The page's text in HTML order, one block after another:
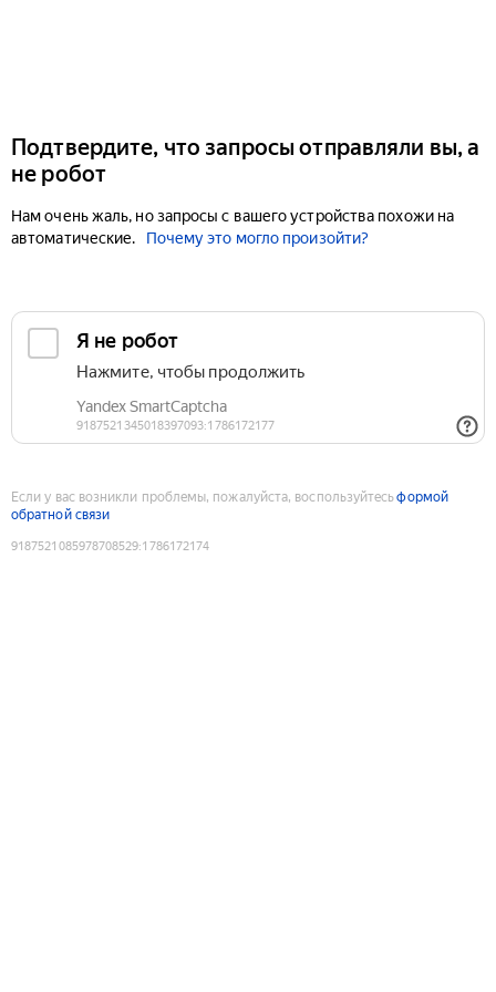
Подтвердите, что запросы отправляли вы, а
не робот
Нам очень жаль, но запросы с вашего устройства похожи на
автоматические.
Почему это могло произойти?
Если у вас возникли проблемы, пожалуйста, воспользуйтесьформой
обратной связи
9187521085978708529:1786172174